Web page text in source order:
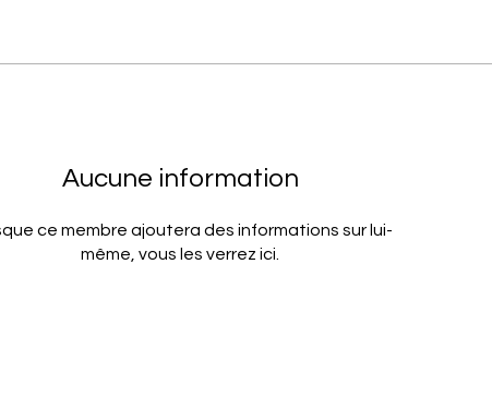
Aucune information
ce membre ajoutera des informations sur lui-
même, vous les verrez ici.